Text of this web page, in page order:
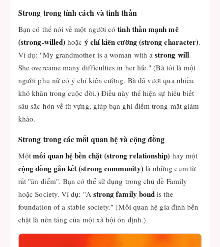
Strong trong tính cách và tinh thần
Bạn có thể nói về một người cótinh thần mạnh mẽ
(strong-willed) hoặc ý chí kiên cường (strong character).
Ví dụ: "My grandmother is a woman with astrong will.
She overcame many difficulties in her life." (Bà tôi là một
người phụ nữ có ý chí kiên cường. Bà đã vượt qua nhiều
khó khăn trong cuộc đời.) Điều này thể hiện sự hiểu biết
sâu sắc hơn về từ vựng, giúp bạn ghi điểm trong mắt giám
khảo.
Strong trong các mối quan hệ và cộng đồng
Mộtmối quan hệ bền chặt (strong relationship) hay một
cộng đồng gắn kết (strong community)là những cụm từ
rất "ăn điểm". Bạn có thể sử dụng trong chủ đề Family
hoặc Society. Ví dụ: "A strong family bond is the
foundation of a stable society." (Mối quan hệ gia đình bền
chặt là nền tảng của một xã hội ổn định.)